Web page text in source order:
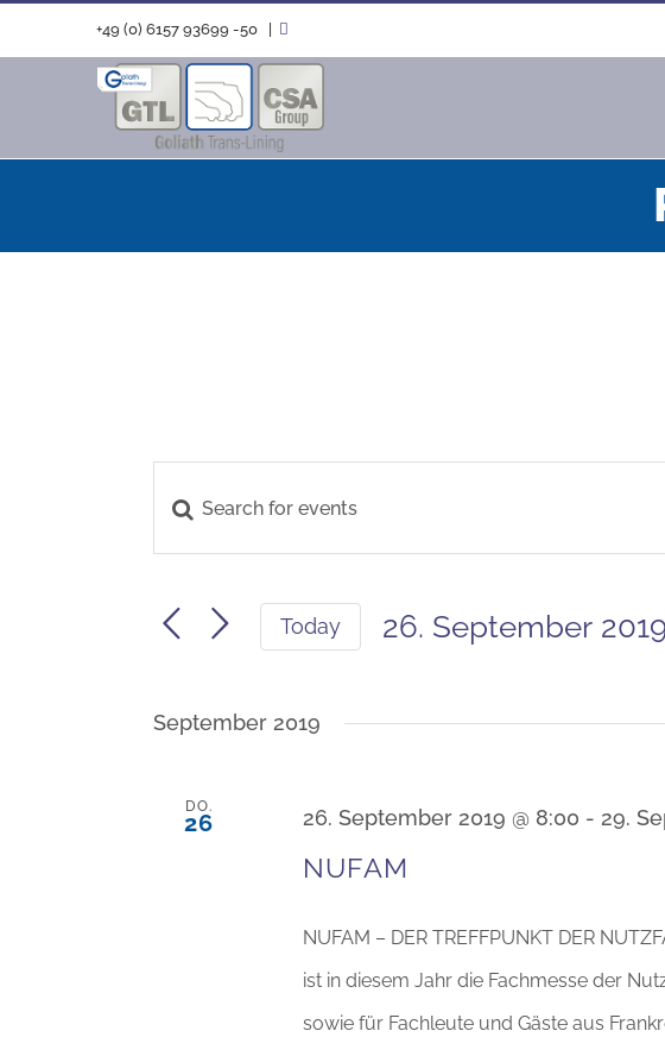
Inhalt
+49 (0) 6157 93699 -50
Events
Search
Views
Enter
Keyword.
for
by
Today 26. September 2019
September 2019
DO.
26 26. September 2019 @ 8:00 - 29.
NUFAM
NUFAM – DER TREFFPUNKT DER
ist in diesem Jahr die Fachmesse der
sowie für Fachleute und Gäste aus